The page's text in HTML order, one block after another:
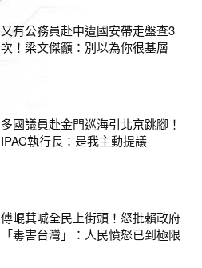
又有公務員赴中遭國安帶走盤查3
次！梁文傑籲：別以為你很基層
多國議員赴金門巡海引北京跳腳！
IPAC執行長：是我主動提議
傅崐萁喊全民上街頭！怒批賴政府
「毒害台灣」：人民憤怒已到極限